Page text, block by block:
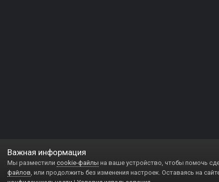
Важная информация
Мы разместили cookie-файлы на ваше устройство, чтобы помочь
файлов, или продолжить без изменения настроек. Оставаясь на